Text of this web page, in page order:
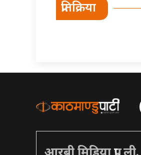
प्रतिक्रिया